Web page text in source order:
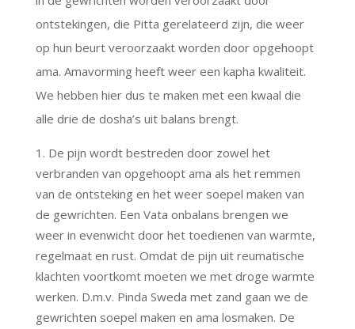
ontstekingen, die Pitta gerelateerd zijn, die weer
op hun beurt veroorzaakt worden door opgehoopt
ama. Amavorming heeft weer een kapha kwaliteit.
We hebben hier dus te maken met een kwaal die
alle drie de dosha’s uit balans brengt.
De pijn wordt bestreden door zowel het
verbranden van opgehoopt ama als het remmen
van de ontsteking en het weer soepel maken van
de gewrichten. Een Vata onbalans brengen we
weer in evenwicht door het toedienen van warmte,
regelmaat en rust. Omdat de pijn uit reumatische
klachten voortkomt moeten we met droge warmte
werken. D.m.v. Pinda Sweda met zand gaan we de
gewrichten soepel maken en ama losmaken. De